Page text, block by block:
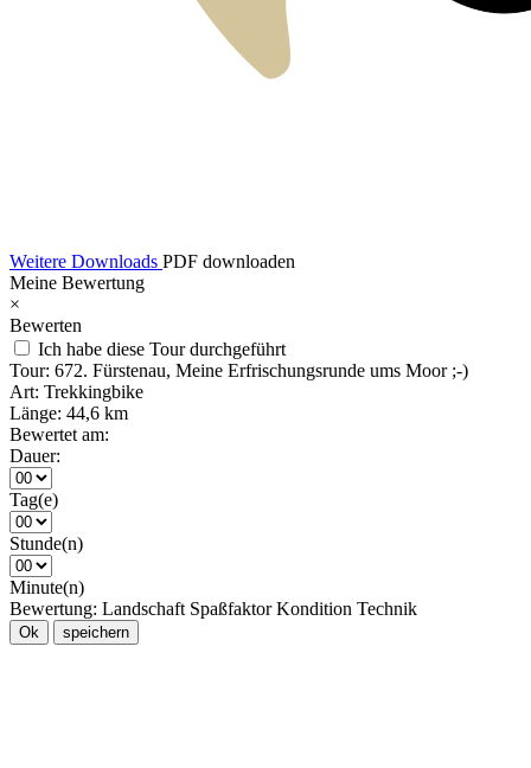
Weitere Downloads PDF downloaden
Meine Bewertung
×
Bewerten
Ich habe diese Tour durchgeführt
Tour: 672. Fürstenau, Meine Erfrischungsrunde ums Moor ;-)
Art: Trekkingbike
Länge: 44,6 km
Bewertet am:
Dauer:
Tag(e)
Stunde(n)
Minute(n)
Bewertung: Landschaft Spaßfaktor Kondition Technik
Ok speichern